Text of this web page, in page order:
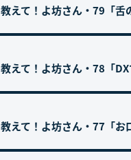
教えて！よ坊さん・79「
教えて！よ坊さん・78「DX
教えて！よ坊さん・77「